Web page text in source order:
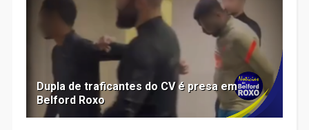
Dupla de traficantes do CV é presa em
Belford Roxo